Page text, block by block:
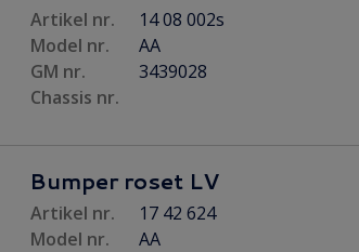
Artikel nr.
14 08 002s
Model nr.
AA
GM nr.
3439028
Chassis nr.
Bumper roset LV
Artikel nr.
17 42 624
Model nr.
AA